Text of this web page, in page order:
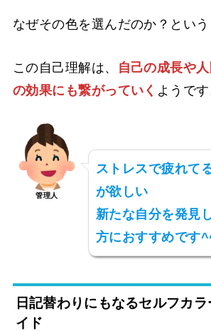
なぜその色を選んだのか？という
この自己理解は、
自己の成長や
の効果にも繋がっていく ようです
管理人
ストレスで疲れて
が欲しい
新たな自分を発見
方におすすめです
日記替わりにもなるセルフカ
イド